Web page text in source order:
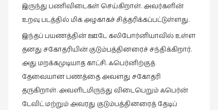
இருந்து பணிவிடைகள் செய்கிறாள். அவர்களின்
உறவு படத்தில் மிக அழகாகச் சித்தரிக்கப்பட்டுள்ளது.
இந்தப் பயணத்தின் ஊடே கலிபோர்னியாவில் உள்ள
தனது சகோதரியின் குடும்பத்தினரைச் சந்திக்கிறார்.
அது மறக்கமுடியாத காட்சி. ஃபெர்னிற்குத்
தேவையான பணத்தை அவளது சகோதரி
தருகிறாள். அவளிடமிருந்து விடைபெறும் ஃபெர்ன்
டேவிட் மற்றும் அவரது குடும்பத்தினரைத் தேடிப்